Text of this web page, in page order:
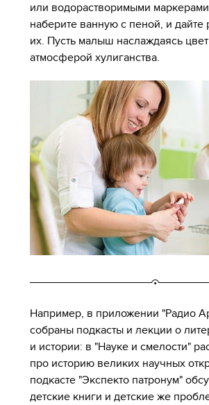
или водорастворимыми
наберите ванную с пеной, и дайте
их. Пусть малыш наслаждаясь
атмосферой хулиганства.
Например, в приложении "Радио
собраны подкасты и лекции о
и истории: в "Науке и смелости"
про историю великих научных
подкасте "Экспекто патронум"
детские книги и детские же